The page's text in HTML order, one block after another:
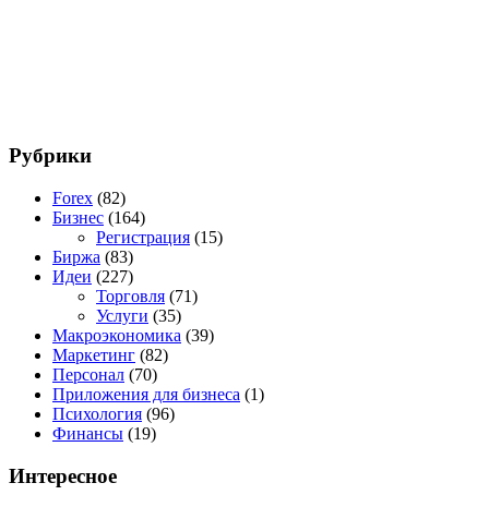
Рубрики
Forex (82)
Бизнес (164)
Регистрация (15)
Биржа (83)
Идеи (227)
Торговля (71)
Услуги (35)
Макроэкономика (39)
Маркетинг (82)
Персонал (70)
Приложения для бизнеса (1)
Психология (96)
Финансы (19)
Интересное